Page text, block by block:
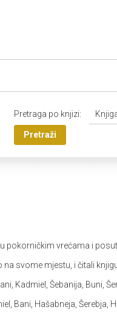
Pretraga po knjizi:
Pretraži
pokorničkim vrećama i
na svome mjestu, i čitali
Kadmiel, Šebanija, Buni,
Bani, Hašabneja, Šerebja,